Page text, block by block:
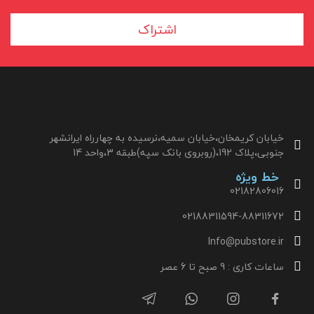
اشتراک
خیابان کریمخان،خیابان سمیه،نرسیده به چهارراه ایرانشهر
جنوبی،پلاک 192،(روبروی بانک سپه)طبقه 3،واحد 14
خط ویژه
02182806016
02188311594-88311672
Info@pubstore.ir
ساعات کاری : 9 صبح تا 6 عصر